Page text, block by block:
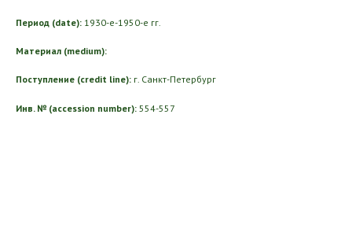
Период (date): 1930-е-1950-е гг.
Материал (medium):
Поступление (credit line): г. Санкт-Петербург
Инв. № (accession number): 554-557